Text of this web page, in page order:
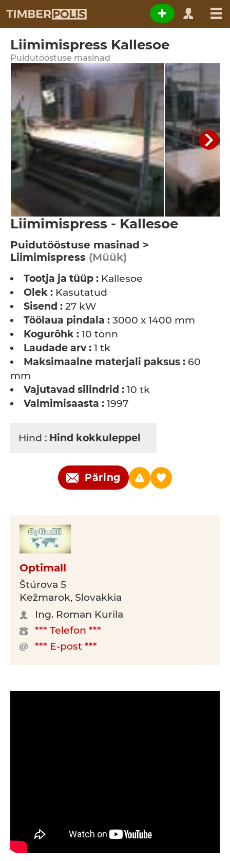
Liimimispress Kallesoe
Puidutööstuse masinad
Liimimispress - Kallesoe
Puidutööstuse masinad >
Liimimispress (Müük)
Tootja ja tüüp : Kallesoe
Olek : Kasutatud
Sisend : 27 kW
Töölaua pindala : 3000 x 1400 mm
Kogurõhk : 10 tonn
Laudade arv : 1 tk
Maksimaalne materjali paksus : 60
mm
Vajutavad silindrid : 10 tk
Valmimisaasta : 1997
Hind : Hind kokkuleppel
Päring
Optimall
Štúrova 5
Kežmarok, Slovakkia
Ing. Roman Kurila
*** Telefon ***
*** E-post ***